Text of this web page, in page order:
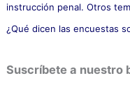
instrucción penal. Otros
¿Qué dicen las encuestas
Suscríbete a nuestro